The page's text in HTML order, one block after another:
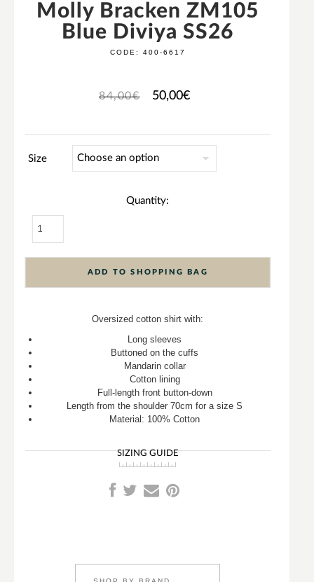
Molly Bracken ZM105
Blue Diviya SS26
CODE: 400-6617
84,00€ 50,00€
Size
Quantity:
ADD TO SHOPPING BAG
Oversized cotton shirt with:
Long sleeves
Buttoned on the cuffs
Mandarin collar
Cotton lining
Full-length front button-down
Length from the shoulder 70cm for a size S
Material: 100% Cotton
SIZING GUIDE